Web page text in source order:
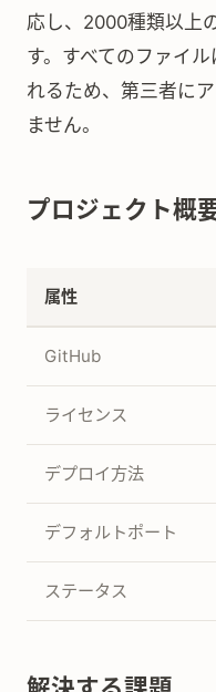
応し、2000種類以上
す。すべてのファイ
れるため、第三者に
ません。
プロジェクト概
属性
GitHub
ライセンス
デプロイ方法
デフォルトポート
ステータス